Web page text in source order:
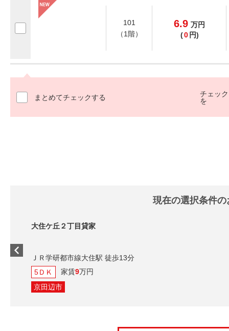
101
（1階）
6.9 万円
(0 円)
まとめてチェックする
チェッ
を
現在の選択条件
大住ケ丘２丁目貸家
ＪＲ学研都市線大住駅 徒歩13分
5ＤＫ
家賃9万円
京田辺市